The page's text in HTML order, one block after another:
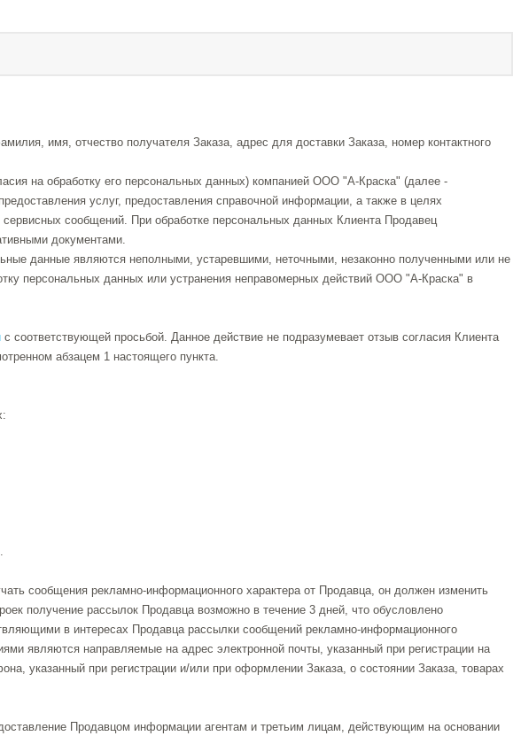
имя, отчество получателя Заказа, адрес для доставки Заказа, номер контактного
на обработку его персональных данных) компанией ООО "А-Краска" (далее -
услуг, предоставления справочной информации, а также в целях
сообщений. При обработке персональных данных Клиента Продавец
документами.
данные являются неполными, устаревшими, неточными, незаконно полученными или не
персональных данных или устранения неправомерных действий ООО "А-Краска" в
с соответствующей просьбой. Данное действие не подразумевает отзыв согласия Клиента
абзацем 1 настоящего пункта.
сообщения рекламно-информационного характера от Продавца, он должен изменить
получение рассылок Продавца возможно в течение 3 дней, что обусловлено
в интересах Продавца рассылки сообщений рекламно-информационного
являются направляемые на адрес электронной почты, указанный при регистрации на
указанный при регистрации и/или при оформлении Заказа, о состоянии Заказа, товарах
Продавцом информации агентам и третьим лицам, действующим на основании